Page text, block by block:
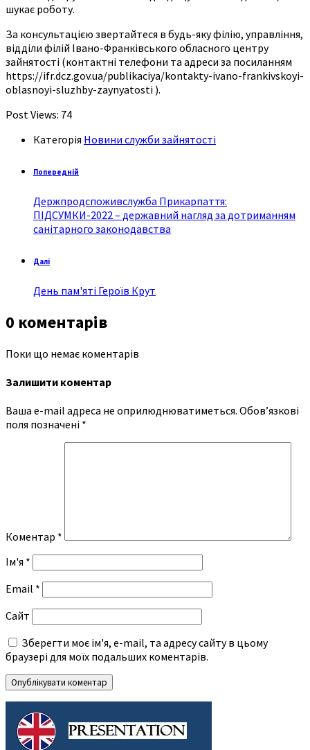
шукає роботу.
За консультацією звертайтеся в будь-яку філію, управління,
відділи філій Івано-Франківського обласного центру
зайнятості (контактні телефони та адреси за посиланням
https://ifr.dcz.gov.ua/publikaciya/kontakty-ivano-frankivskoyi-
oblasnoyi-sluzhby-zaynyatosti ).
Post Views: 74
Категорія Новини служби зайнятості
Попередній
Держпродспоживслужба Прикарпаття:
ПІДСУМКИ-2022 – державний нагляд за дотриманням
санітарного законодавства
Далі
День пам'яті Героїв Крут
0 коментарів
Поки що немає коментарів
Залишити коментар
Ваша e-mail адреса не оприлюднюватиметься. Обов’язкові
поля позначені *
Коментар *
Ім'я *
Email *
Сайт
Зберегти моє ім'я, e-mail, та адресу сайту в цьому
браузері для моїх подальших коментарів.